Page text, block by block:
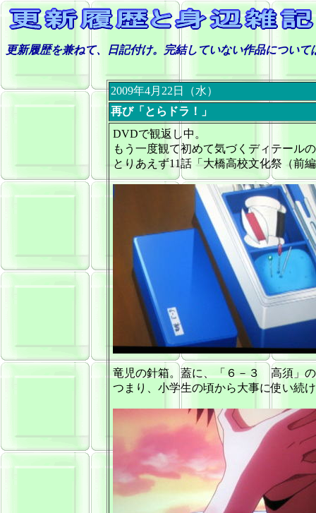
更新履歴を兼ねて、日記付け。完結していない作品につい
2009年4月22日（水）
再び「とらドラ！」
DVDで観返し中。
もう一度観て初めて気づくディテール
とりあえず11話「大橋高校文化祭（前
竜児の針箱。蓋に、「６－３ 高須」
つまり、小学生の頃から大事に使い続